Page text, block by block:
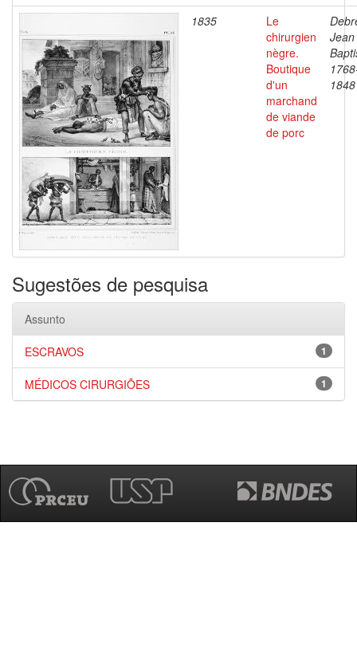
1835
Le
chirurgien
nègre.
Boutique
d'un
marchand
de viande
de porc
Jean
1848
Sugestões de pesquisa
Assunto
1
ESCRAVOS
1
MÉDICOS CIRURGIÕES